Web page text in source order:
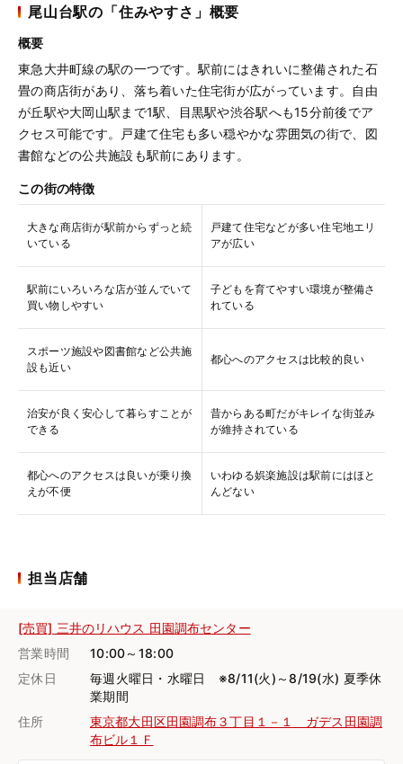
尾山台駅の「住みやすさ」概要
概要
東急大井町線の駅の一つです。駅前にはきれいに整備された石
畳の商店街があり、落ち着いた住宅街が広がっています。自由
が丘駅や大岡山駅まで1駅、目黒駅や渋谷駅へも15分前後でア
クセス可能です。戸建て住宅も多い穏やかな雰囲気の街で、図
書館などの公共施設も駅前にあります。
この街の特徴
大きな商店街が駅前からずっと続
いている
戸建て住宅などが多い住宅地エリ
アが広い
駅前にいろいろな店が並んでいて
買い物しやすい
子どもを育てやすい環境が整備さ
れている
スポーツ施設や図書館など公共施
設も近い
都心へのアクセスは比較的良い
治安が良く安心して暮らすことが
できる
昔からある町だがキレイな街並み
が維持されている
都心へのアクセスは良いが乗り換
えが不便
いわゆる娯楽施設は駅前にはほと
んどない
担当店舗
[売買] 三井のリハウス 田園調布センター
営業時間
10:00～18:00
定休日
毎週火曜日・水曜日 ※8/11(火)～8/19(水) 夏季休
業期間
住所
東京都大田区田園調布３丁目１－１ ガデス田園調
布ビル１Ｆ